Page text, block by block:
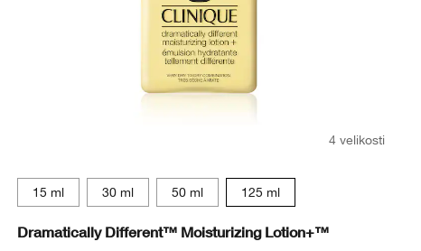
15 ml
4 velikosti
15 ml 30 ml 50 ml 125 ml
Dramatically Different™ Moisturizing Lotion+™